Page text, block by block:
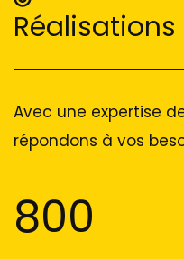
Réalisations
Avec une expertise
répondons à vos
800